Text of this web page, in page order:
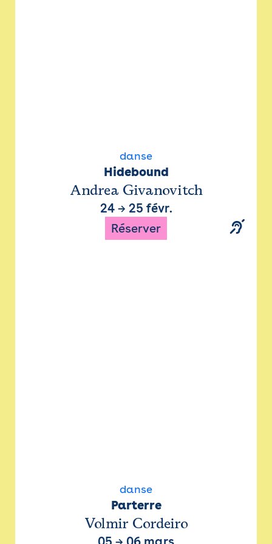
danse
Hidebound
Andrea Givanovitch
24→ 25 févr.
Réserver
danse
Parterre
Volmir Cordeiro